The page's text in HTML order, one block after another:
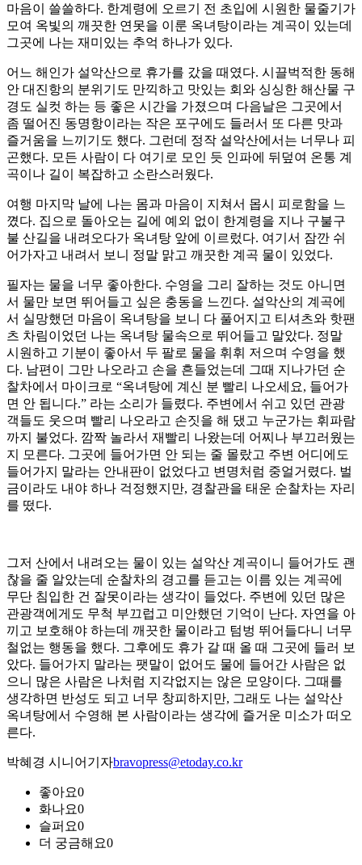
마음이 쓸쓸하다. 한계령에 오르기 전 초입에 시원한 물줄기가
모여 옥빛의 깨끗한 연못을 이룬 옥녀탕이라는 계곡이 있는데
그곳에 나는 재미있는 추억 하나가 있다.
어느 해인가 설악산으로 휴가를 갔을 때였다. 시끌벅적한 동해
안 대진항의 분위기도 만끽하고 맛있는 회와 싱싱한 해산물 구
경도 실컷 하는 등 좋은 시간을 가졌으며 다음날은 그곳에서
좀 떨어진 동명항이라는 작은 포구에도 들러서 또 다른 맛과
즐거움을 느끼기도 했다. 그런데 정작 설악산에서는 너무나 피
곤했다. 모든 사람이 다 여기로 모인 듯 인파에 뒤덮여 온통 계
곡이나 길이 복잡하고 소란스러웠다.
여행 마지막 날에 나는 몸과 마음이 지쳐서 몹시 피로함을 느
꼈다. 집으로 돌아오는 길에 예외 없이 한계령을 지나 구불구
불 산길을 내려오다가 옥녀탕 앞에 이르렀다. 여기서 잠깐 쉬
어가자고 내려서 보니 정말 맑고 깨끗한 계곡 물이 있었다.
필자는 물을 너무 좋아한다. 수영을 그리 잘하는 것도 아니면
서 물만 보면 뛰어들고 싶은 충동을 느낀다. 설악산의 계곡에
서 실망했던 마음이 옥녀탕을 보니 다 풀어지고 티셔츠와 핫팬
츠 차림이었던 나는 옥녀탕 물속으로 뛰어들고 말았다. 정말
시원하고 기분이 좋아서 두 팔로 물을 휘휘 저으며 수영을 했
다. 남편이 그만 나오라고 손을 흔들었는데 그때 지나가던 순
찰차에서 마이크로 “옥녀탕에 계신 분 빨리 나오세요, 들어가
면 안 됩니다.” 라는 소리가 들렸다. 주변에서 쉬고 있던 관광
객들도 웃으며 빨리 나오라고 손짓을 해 댔고 누군가는 휘파람
까지 불었다. 깜짝 놀라서 재빨리 나왔는데 어찌나 부끄러웠는
지 모른다. 그곳에 들어가면 안 되는 줄 몰랐고 주변 어디에도
들어가지 말라는 안내판이 없었다고 변명처럼 중얼거렸다. 벌
금이라도 내야 하나 걱정했지만, 경찰관을 태운 순찰차는 자리
를 떴다.
그저 산에서 내려오는 물이 있는 설악산 계곡이니 들어가도 괜
찮을 줄 알았는데 순찰차의 경고를 듣고는 이름 있는 계곡에
무단 침입한 건 잘못이라는 생각이 들었다. 주변에 있던 많은
관광객에게도 무척 부끄럽고 미안했던 기억이 난다. 자연을 아
끼고 보호해야 하는데 깨끗한 물이라고 텀벙 뛰어들다니 너무
철없는 행동을 했다. 그후에도 휴가 갈 때 올 때 그곳에 들러 보
았다. 들어가지 말라는 팻말이 없어도 물에 들어간 사람은 없
으니 많은 사람은 나처럼 지각없지는 않은 모양이다. 그때를
생각하면 반성도 되고 너무 창피하지만, 그래도 나는 설악산
옥녀탕에서 수영해 본 사람이라는 생각에 즐거운 미소가 떠오
른다.
박혜경 시니어기자bravopress@etoday.co.kr
좋아요0
화나요0
슬퍼요0
더 궁금해요0